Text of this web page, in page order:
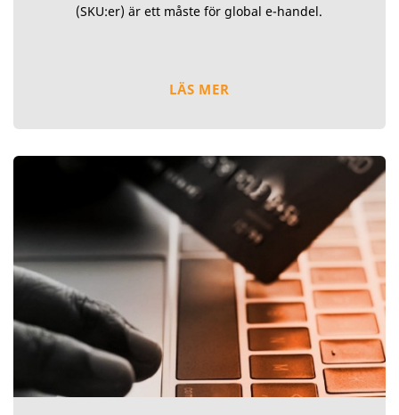
(SKU:er) är ett måste för global e-handel.
LÄS MER